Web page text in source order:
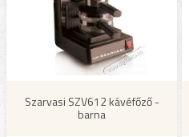
Szarvasi SZV612 kávéfőző -
barna